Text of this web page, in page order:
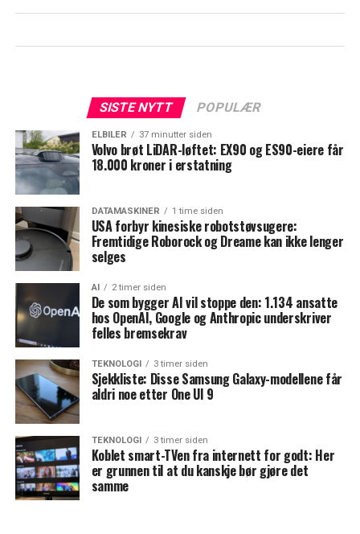
SISTE NYTT POPULÆR
ELBILER 37 minutter siden
Volvo brøt LiDAR-løftet: EX90 og ES90-eiere får
18.000 kroner i erstatning
DATAMASKINER 1 time siden
USA forbyr kinesiske robotstøvsugere:
Fremtidige Roborock og Dreame kan ikke lenger
selges
AI 2 timer siden
De som bygger AI vil stoppe den: 1.134 ansatte
hos OpenAI, Google og Anthropic underskriver
felles bremsekrav
TEKNOLOGI 3 timer siden
Sjekkliste: Disse Samsung Galaxy-modellene får
aldri noe etter One UI 9
TEKNOLOGI 3 timer siden
Koblet smart-TVen fra internett for godt: Her
er grunnen til at du kanskje bør gjøre det
samme